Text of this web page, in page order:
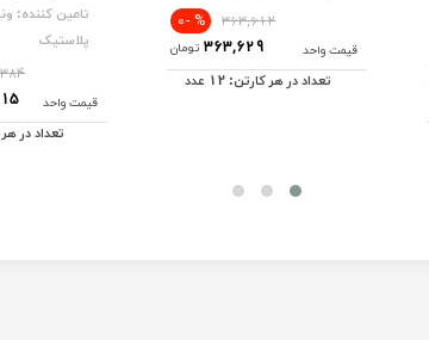
قیمت واحد
363,612
% -0
363,629 تومان
تعداد در هر کارتن: 12 عدد
تامین کننده:
پلاستیک
قیمت واحد
تعداد در